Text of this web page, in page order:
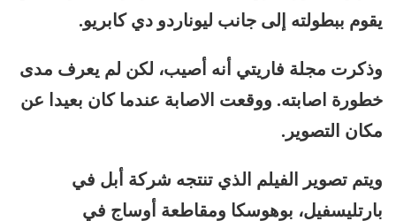
يقوم ببطولته إلى جانب ليوناردو دي كابريو.
وذكرت مجلة فاريتي أنه أصيب، لكن لم يعرف مدى
خطورة اصابته. ووقعت الاصابة عندما كان بعيدا عن
مكان التصوير.
ويتم تصوير الفيلم الذي تنتجه شركة أبل في
بارتليسفيل، بوهوسكا ومقاطعة أوساج في